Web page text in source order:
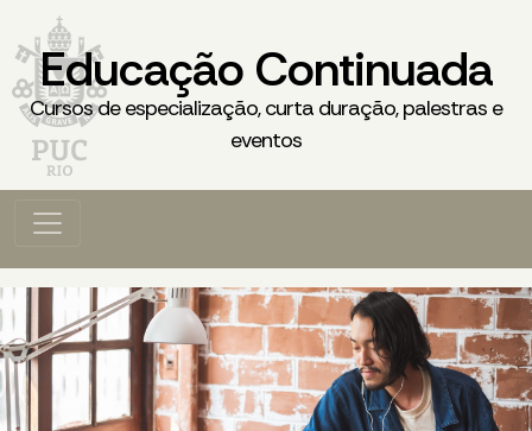
Educação Continuada
Cursos de especialização, curta duração, palestras e
eventos